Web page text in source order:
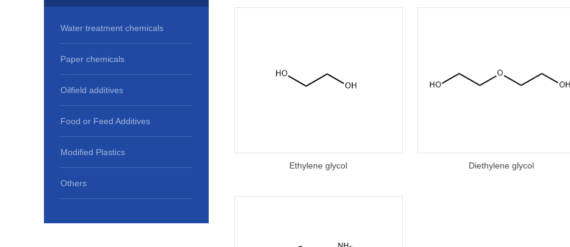
Water treatment chemicals
Paper chemicals
Oilfield additives
Food or Feed Additives
Modified Plastics
Others
Ethylene glycol Diethylene glycol